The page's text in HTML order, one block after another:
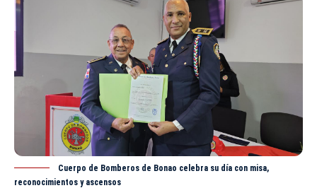
Cuerpo de Bomberos de Bonao celebra su día con misa,
reconocimientos y ascensos